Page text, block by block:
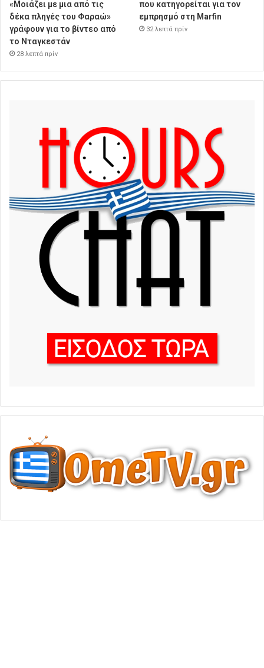
«Μοιάζει με μια από τις
δέκα πληγές του Φαραώ»
γράφουν για το βίντεο από
το Νταγκεστάν
28 λεπτά πρίν
που κατηγορείται για τον
εμπρησμό στη Marfin
32 λεπτά πρίν